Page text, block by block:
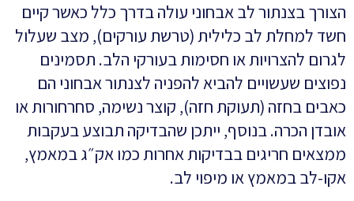
הצורך בצנתור לב אבחוני עולה בדרך כלל כאשר קיים
חשד למחלת לב כלילית (טרשת עורקים), מצב שעלול
לגרום להצרויות או חסימות בעורקי הלב. תסמינים
נפוצים שעשויים להביא להפניה לצנתור אבחוני הם
כאבים בחזה (תעוקת חזה), קוצר נשימה, סחרחורות או
אובדן הכרה. בנוסף, ייתכן שהבדיקה תבוצע בעקבות
ממצאים חריגים בבדיקות אחרות כמו אק״ג במאמץ,
אקו-לב במאמץ או מיפוי לב.